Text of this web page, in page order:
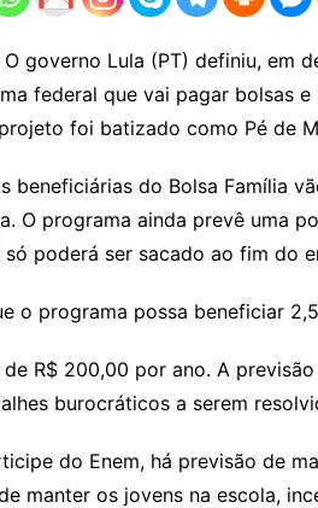
O governo Lula (PT) definiu,
federal que vai pagar bolsas
foi batizado como Pé de
beneficiárias do Bolsa Família
O programa ainda prevê uma
poderá ser sacado ao fim do
o programa possa beneficiar
R$ 200,00 por ano. A
burocráticos a serem
do Enem, há previsão de
manter os jovens na escola,